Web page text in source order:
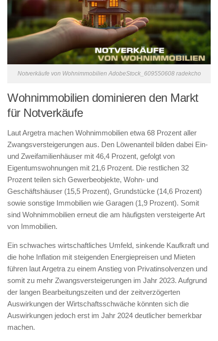
Notverkäufe von Wohnimmobilien AdobeStock_609550608 radekcho
Wohnimmobilien dominieren den Markt
für Notverkäufe
Laut Argetra machen Wohnimmobilien etwa 68 Prozent aller
Zwangsversteigerungen aus. Den Löwenanteil bilden dabei Ein-
und Zweifamilienhäuser mit 46,4 Prozent, gefolgt von
Eigentumswohnungen mit 21,6 Prozent. Die restlichen 32
Prozent teilen sich Gewerbeobjekte, Wohn- und
Geschäftshäuser (15,5 Prozent), Grundstücke (14,6 Prozent)
sowie sonstige Immobilien wie Garagen (1,9 Prozent). Somit
sind Wohnimmobilien erneut die am häufigsten versteigerte Art
von Immobilien.
Ein schwaches wirtschaftliches Umfeld, sinkende Kaufkraft und
die hohe Inflation mit steigenden Energiepreisen und Mieten
führen laut Argetra zu einem Anstieg von Privatinsolvenzen und
somit zu mehr Zwangsversteigerungen im Jahr 2023. Aufgrund
der langen Bearbeitungszeiten und der zeitverzögerten
Auswirkungen der Wirtschaftsschwäche könnten sich die
Auswirkungen jedoch erst im Jahr 2024 deutlicher bemerkbar
machen.